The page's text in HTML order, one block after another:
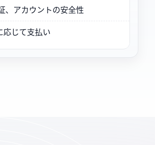
、アカウントの安全性
応じて支払い